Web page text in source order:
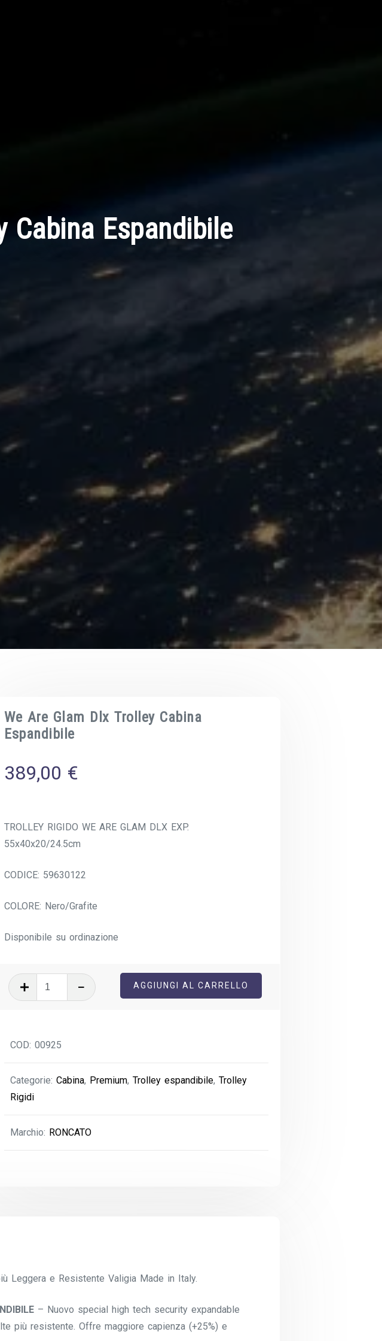
Cabina Espandibile
We Are Glam Dlx Trolley Cabina
Espandibile
389,00 €
TROLLEY RIGIDO WE ARE GLAM DLX EXP.
55x40x20/24.5cm
CODICE: 59630122
COLORE: Nero/Grafite
Disponibile su ordinazione
Espandibile
AGGIUNGI AL CARRELLO
COD:00925
Categorie:Cabina, Premium,Trolley espandibile,Trolley
Rigidi
Marchio: RONCATO
Leggera e Resistente Valigia Made in Italy.
– Nuovo special high tech security expandable
più resistente. Offre maggiore capienza (+25%) e